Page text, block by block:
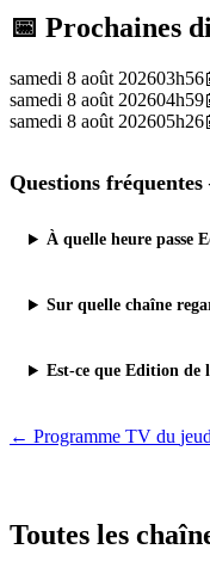
📅 Prochaines
samedi 8 août 202603h56
samedi 8 août 202604h59
samedi 8 août 202605h26
Questions
À quelle heure passe
Sur quelle chaîne
Est-ce que Edition de
← Programme TV du
Toutes les